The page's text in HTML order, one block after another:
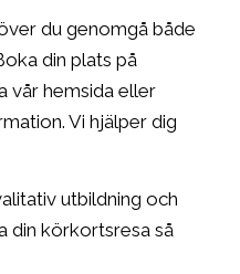
du genomgå både
din plats på
vår hemsida eller
Vi hjälper dig
utbildning och
din körkortsresa så